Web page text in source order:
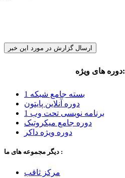
ارسال گزارش در مورد این خبر
دوره های ویژه:
بسته جامع شبکه 1
دوره آنلاین پایتون
برنامه نویسی تحت وب 1
دوره جامع میکروتیک
دوره ویژه داکر
دیگر مجموعه های ما :
مرکز ثاقب